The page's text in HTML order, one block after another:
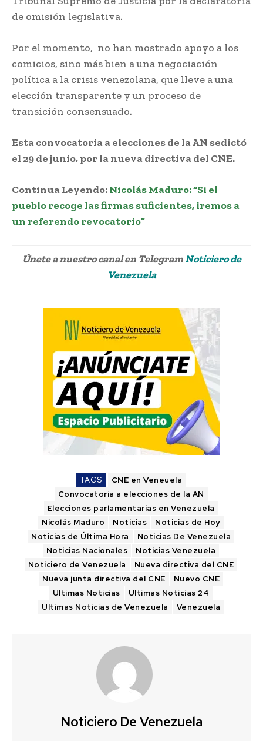
de omisión legislativa.
Por el momento, no han mostrado apoyo a los
comicios, sino más bien a una negociación
política a la crisis venezolana, que lleve a una
elección transparente y un proceso de
transición consensuado.
Esta convocatoria a elecciones de la AN sedictó
el 29 de junio, por la nueva directiva del CNE.
Continua Leyendo:Nicolás Maduro: “Si el
pueblo recoge las firmas suficientes, iremos a
un referendo revocatorio”
Únete a nuestro canal en TelegramNoticiero de
Venezuela
TAGS
CNE en Veneuela
Convocatoria a elecciones de la AN
Elecciones parlamentarias en Venezuela
Nicolás Maduro
Noticias
Noticias de Hoy
Noticias de Última Hora
Noticias De Venezuela
Noticias Nacionales
Noticias Venezuela
Noticiero de Venezuela
Nueva directiva del CNE
Nueva junta directiva del CNE
Nuevo CNE
Ultimas Noticias
Ultimas Noticias 24
Ultimas Noticias de Venezuela
Venezuela
Noticiero De Venezuela